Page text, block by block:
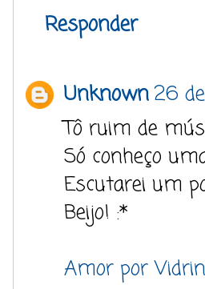
Responder
Unknown26
Tô ruim de
Só conheço
Escutarei um
Beijo! :*
Amor por